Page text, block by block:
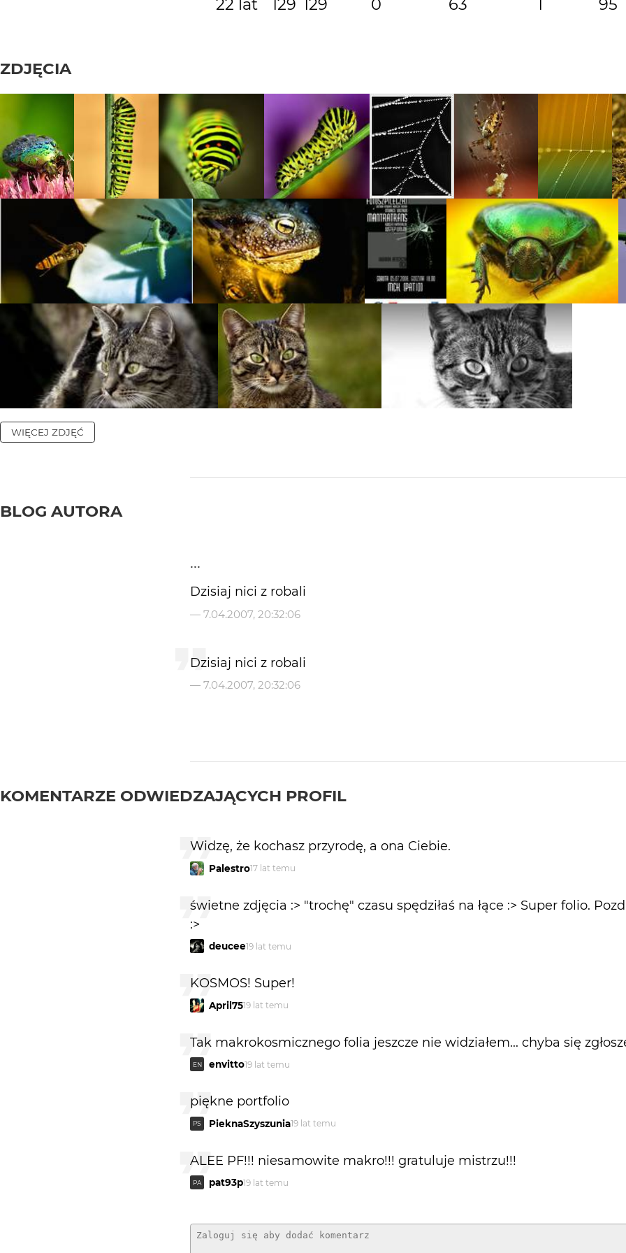
22 lat 129 129 0 63 1 95
ZDJĘCIA
WIĘCEJ ZDJĘĆ
BLOG AUTORA
...
Dzisiaj nici z robali
— 7.04.2007, 20:32:06
Dzisiaj nici z robali
— 7.04.2007, 20:32:06
KOMENTARZE ODWIEDZAJĄCYCH PROFIL
Widzę, że kochasz przyrodę, a ona Ciebie.
Palestro17 lat temu
świetne zdjęcia :> "trochę" czasu spędziłaś na łące :> Super folio.
:>
deucee19 lat temu
KOSMOS! Super!
April7519 lat temu
Tak makrokosmicznego folia jeszcze nie widziałem... chyba się
EN envitto19 lat temu
piękne portfolio
PS PieknaSzyszunia19 lat temu
ALEE PF!!! niesamowite makro!!! gratuluje mistrzu!!!
PA pat93p19 lat temu